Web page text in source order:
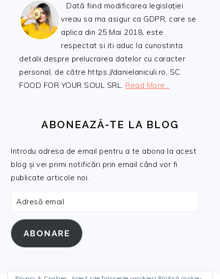
Dată fiind modificarea legislației
vreau sa ma asigur ca GDPR, care se
aplica din 25 Mai 2018, este
respectat si iti aduc la cunostinta
detalii despre prelucrarea datelor cu caracter
personal, de către https://danielaniculi.ro, SC
FOOD FOR YOUR SOUL SRL. Read More…
ABONEAZĂ-TE LA BLOG
Introdu adresa de email pentru a te abona la acest
blog și vei primi notificări prin email când vor fi
publicate articole noi.
Adresă
ABONARE